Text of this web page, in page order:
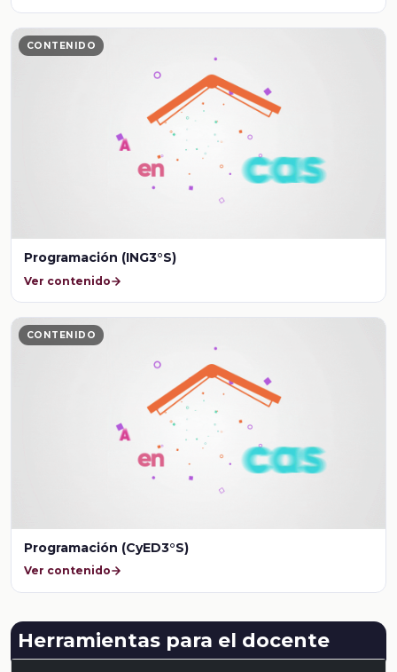
CONTENIDO
Programación (ING3°S)
Ver contenido
CONTENIDO
Programación (CyED3°S)
Ver contenido
Herramientas para el docente